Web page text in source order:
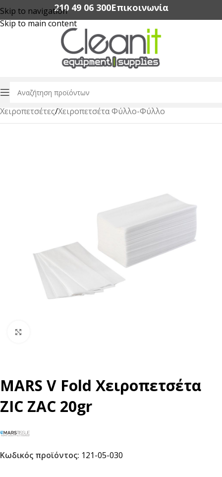
Skip to navigation
Skip to main content
210 49 06 300‬Επικοινωνία
Αρχική σελίδα/Χαρτικά Είδη Επαγγελματικής Χρήσης
Χειροπετσέτες/Χειροπετσέτα Φύλλο-Φύλλο
MARS V Fold Χειροπετσέτα
ZIC ZAC 20gr
Κωδικός προϊόντος: 121-05-030